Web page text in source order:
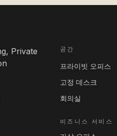
공간
프라이빗 오피스
고정 데스크
회의실
비즈니스 서비스